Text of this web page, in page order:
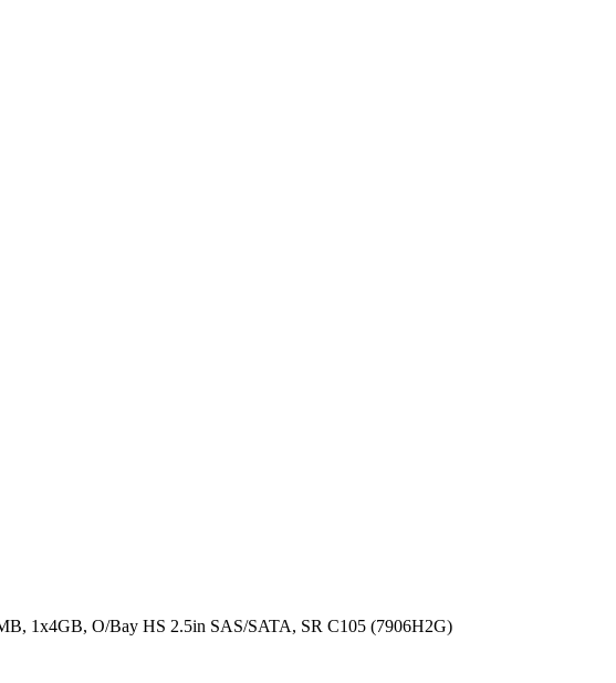
1x4GB, O/Bay HS 2.5in SAS/SATA, SR C105 (7906H2G)